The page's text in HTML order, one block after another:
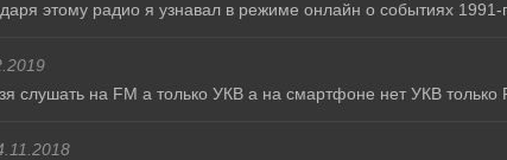
этому радио я узнавал в режиме онлайн о событиях 1991-
слушать на FM а только УКВ а на смартфоне нет УКВ только